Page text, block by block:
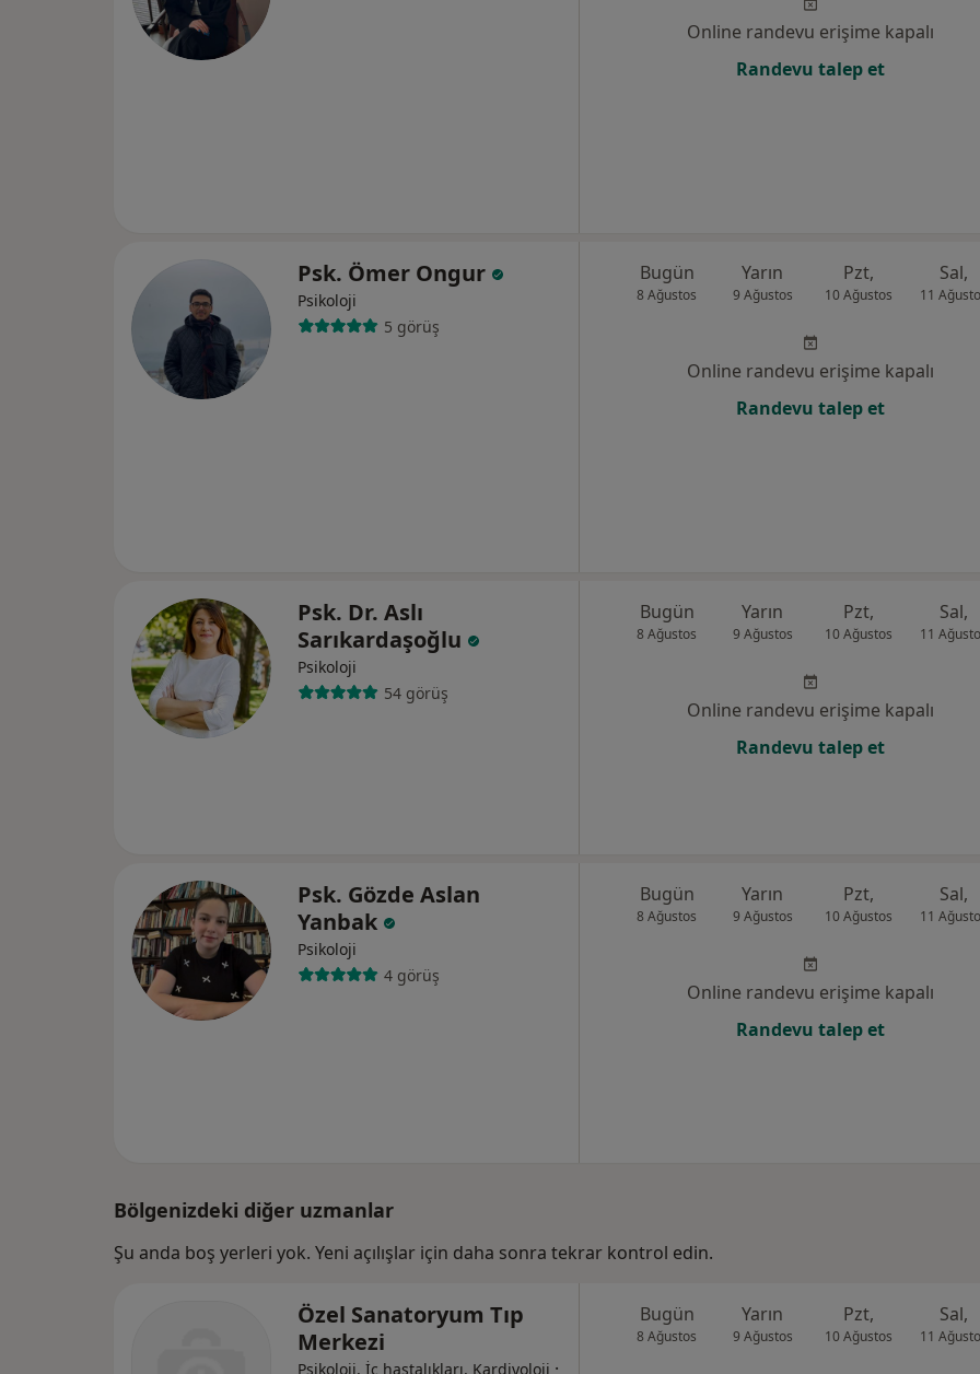
Online randevu erişime kapalı
Randevu talep et
Psk. Ömer Ongur
Psikoloji
5 görüş
Bugün
8 Ağustos
Yarın
9 Ağustos
Pzt,
10 Ağustos
Sal,
11
Online randevu erişime kapalı
Randevu talep et
Psk. Dr. Aslı
Sarıkardaşoğlu
Psikoloji
54 görüş
Bugün
8 Ağustos
Yarın
9 Ağustos
Pzt,
10 Ağustos
Sal,
11
Online randevu erişime kapalı
Randevu talep et
Psk. Gözde Aslan
Yanbak
Psikoloji
4 görüş
Bugün
8 Ağustos
Yarın
9 Ağustos
Pzt,
10 Ağustos
Sal,
11
Online randevu erişime kapalı
Randevu talep et
Bölgenizdeki diğer uzmanlar
Şu anda boş yerleri yok. Yeni açılışlar için daha sonra tekrar kontrol edin.
Özel Sanatoryum Tıp
Merkezi
Psikoloji, İç hastalıkları, Kardiyoloji ·
Bugün
8 Ağustos
Yarın
9 Ağustos
Pzt,
10 Ağustos
Sal,
11